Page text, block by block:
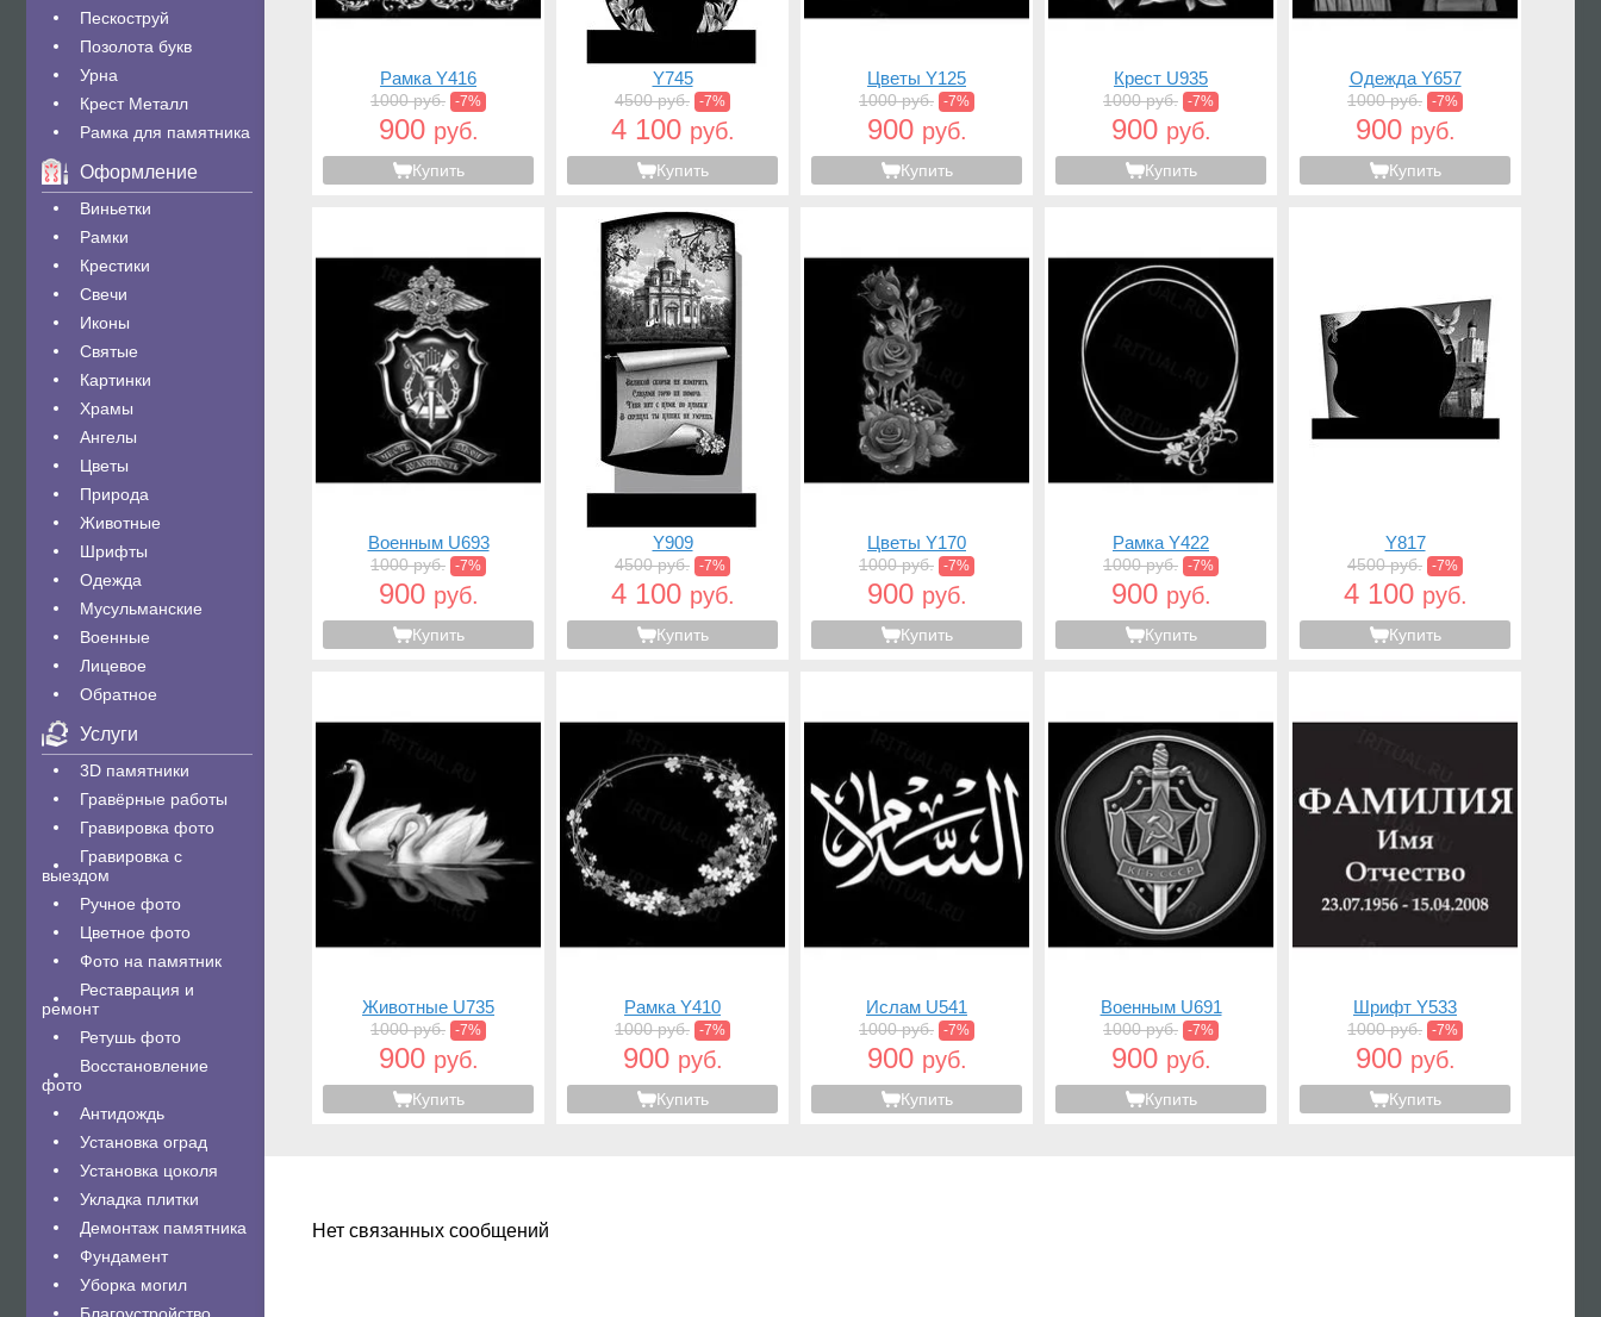
Пескоструй
Позолота букв
Урна
Крест Металл
Рамка для памятника
Оформление
Виньетки
Рамки
Крестики
Свечи
Иконы
Святые
Картинки
Храмы
Ангелы
Цветы
Природа
Животные
Шрифты
Одежда
Мусульманские
Военные
Лицевое
Обратное
Услуги
3D памятники
Гравëрные работы
Гравировка фото
Гравировка с
выездом
Ручное фото
Цветное фото
Фото на памятник
Реставрация и
ремонт
Ретушь фото
Восстановление
фото
Антидождь
Установка оград
Установка цоколя
Укладка плитки
Демонтаж памятника
Фундамент
Уборка могил
Рамка Y416
1000 руб. -7%
900 руб.
Купить
Y745
4500 руб. -7%
4 100 руб.
Купить
Цветы Y125
1000 руб. -7%
900 руб.
Купить
Крест U935
1000 руб. -7%
900 руб.
Купить
Одежда Y657
1000 руб. -7%
900 руб.
Купить
Военным U693
1000 руб. -7%
900 руб.
Купить
Y909
4500 руб. -7%
4 100 руб.
Купить
Цветы Y170
1000 руб. -7%
900 руб.
Купить
Рамка Y422
1000 руб. -7%
900 руб.
Купить
Y817
4500 руб. -7%
4 100 руб.
Купить
Животные U735
1000 руб. -7%
900 руб.
Купить
Рамка Y410
1000 руб. -7%
900 руб.
Купить
Ислам U541
1000 руб. -7%
900 руб.
Купить
Военным U691
1000 руб. -7%
900 руб.
Купить
Шрифт Y533
1000 руб. -7%
900 руб.
Купить
Нет связанных сообщений